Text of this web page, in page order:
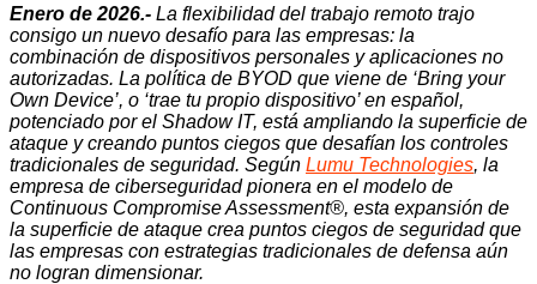
Enero de 2026.- La flexibilidad del trabajo remoto trajo
consigo un nuevo desafío para las empresas: la
combinación de dispositivos personales y aplicaciones no
autorizadas. La política de BYOD que viene de ‘Bring your
Own Device’, o ‘trae tu propio dispositivo’ en español,
potenciado por el Shadow IT, está ampliando la superficie de
ataque y creando puntos ciegos que desafían los controles
tradicionales de seguridad. Según Lumu Technologies, la
empresa de ciberseguridad pionera en el modelo de
Continuous Compromise Assessment®, esta expansión de
la superficie de ataque crea puntos ciegos de seguridad que
las empresas con estrategias tradicionales de defensa aún
no logran dimensionar.